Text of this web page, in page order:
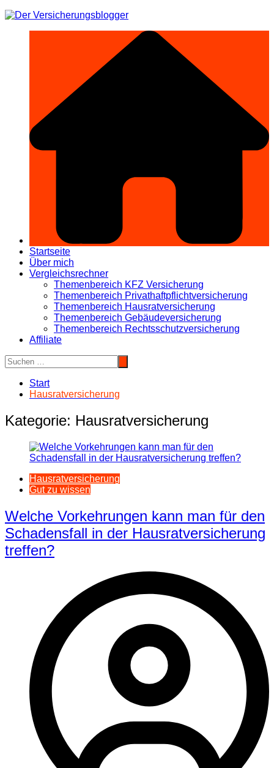
Zum
Startseite
Über mich
Vergleichsrechner
Themenbereich KFZ Versicherung
Themenbereich Privathaftpflichtversicherung
Themenbereich Hausratversicherung
Themenbereich Gebäudeversicherung
Themenbereich Rechtsschutzversicherung
Affiliate
Start
Hausratversicherung
Kategorie: Hausratversicherung
Hausratversicherung
Gut zu wissen
Welche Vorkehrungen kann man für den
Schadensfall in der Hausratversicherung
treffen?